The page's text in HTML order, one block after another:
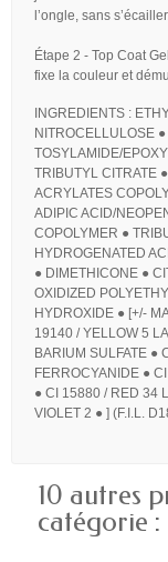
l’ongle, sans
Étape 2 - Top Coat
fixe la couleur et
INGREDIENTS :
NITROCELLULOSE
TOSYLAMIDE/
TRIBUTYL CITRATE
ACRYLATES
ADIPIC ACID/
COPOLYMER ●
HYDROGENATED
● DIMETHICONE ●
OXIDIZED
HYDROXIDE ● [+/-
19140 / YELLOW 5
BARIUM SULFATE ●
FERROCYANIDE ●
● CI 15880 / RED 34
VIOLET 2 ● ] (F.I.L.
10 autres
catégorie :